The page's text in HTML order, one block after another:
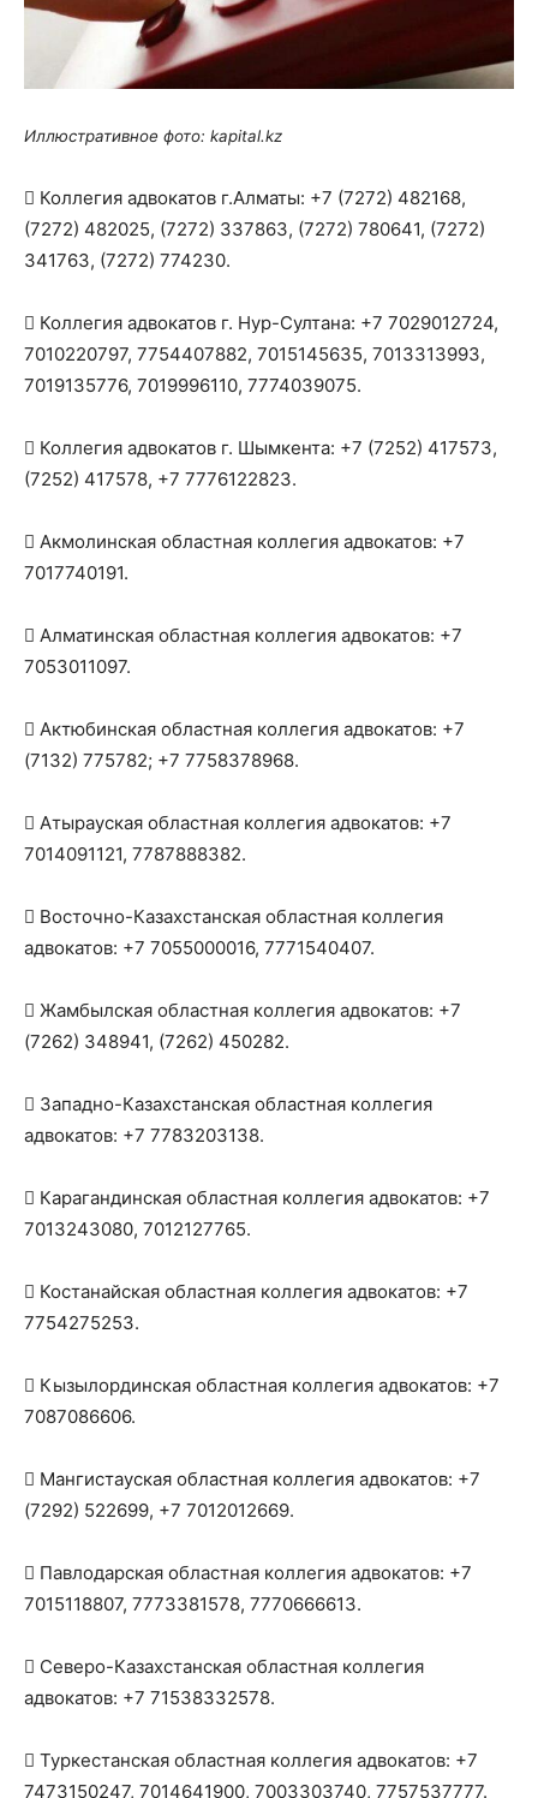
Иллюстративное фото: kapital.kz
 Коллегия адвокатов г.Алматы: +7 (7272) 482168,
(7272) 482025, (7272) 337863, (7272) 780641, (7272)
341763, (7272) 774230.
 Коллегия адвокатов г. Нур-Султана: +7 7029012724,
7010220797, 7754407882, 7015145635, 7013313993,
7019135776, 7019996110, 7774039075.
 Коллегия адвокатов г. Шымкента: +7 (7252) 417573,
(7252) 417578, +7 7776122823.
 Акмолинская областная коллегия адвокатов: +7
7017740191.
 Алматинская областная коллегия адвокатов: +7
7053011097.
 Актюбинская областная коллегия адвокатов: +7
(7132) 775782; +7 7758378968.
 Атырауская областная коллегия адвокатов: +7
7014091121, 7787888382.
 Восточно-Казахстанская областная коллегия
адвокатов: +7 7055000016, 7771540407.
 Жамбылская областная коллегия адвокатов: +7
(7262) 348941, (7262) 450282.
 Западно-Казахстанская областная коллегия
адвокатов: +7 7783203138.
 Карагандинская областная коллегия адвокатов: +7
7013243080, 7012127765.
 Костанайская областная коллегия адвокатов: +7
7754275253.
 Кызылординская областная коллегия адвокатов: +7
7087086606.
 Мангистауская областная коллегия адвокатов: +7
(7292) 522699, +7 7012012669.
 Павлодарская областная коллегия адвокатов: +7
7015118807, 7773381578, 7770666613.
 Северо-Казахстанская областная коллегия
адвокатов: +7 71538332578.
 Туркестанская областная коллегия адвокатов: +7
7473150247, 7014641900, 7003303740, 7757537777.